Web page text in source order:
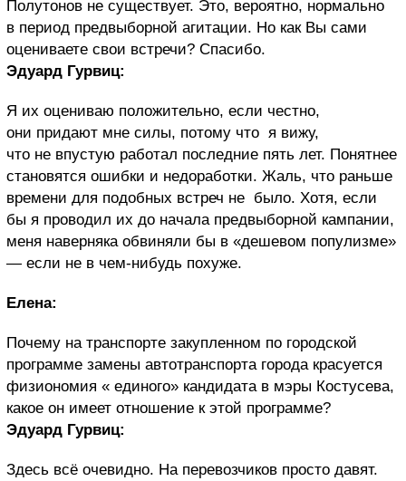
Полутонов не существует. Это, вероятно, нормально
в период предвыборной агитации. Но как Вы сами
оцениваете свои встречи? Спасибо.
Эдуард Гурвиц:
Я их оцениваю положительно, если честно,
они придают мне силы, потому что я вижу,
что не впустую работал последние пять лет. Понятнее
становятся ошибки и недоработки. Жаль, что раньше
времени для подобных встреч не было. Хотя, если
бы я проводил их до начала предвыборной кампании,
меня наверняка обвиняли бы в «дешевом популизме»
— если не в чем-нибудь похуже.
Елена:
Почему на транспорте закупленном по городской
программе замены автотранспорта города красуется
физиономия « единого» кандидата в мэры Костусева,
какое он имеет отношение к этой программе?
Эдуард Гурвиц:
Здесь всё очевидно. На перевозчиков просто давят.